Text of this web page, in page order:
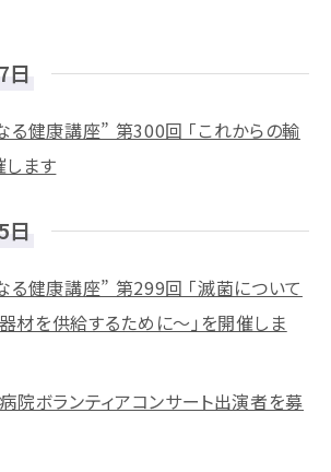
日
る健康講座” 第300回 「これからの輸
します
日
る健康講座” 第299回 「滅菌について
材を供給するために～」を開催しま
院ボランティアコンサート出演者を募